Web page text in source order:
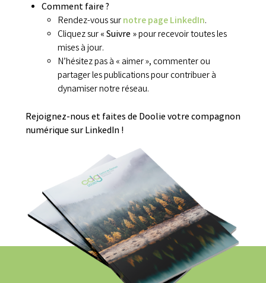
Comment faire ?
Rendez-vous surnotre page LinkedIn.
Cliquez sur« Suivre »pour recevoir toutes les
mises à jour.
N’hésitez pas à « aimer », commenter ou
partager les publications pour contribuer à
dynamiser notre réseau.
Rejoignez-nous et faites de Doolie votre compagnon
numérique sur LinkedIn !